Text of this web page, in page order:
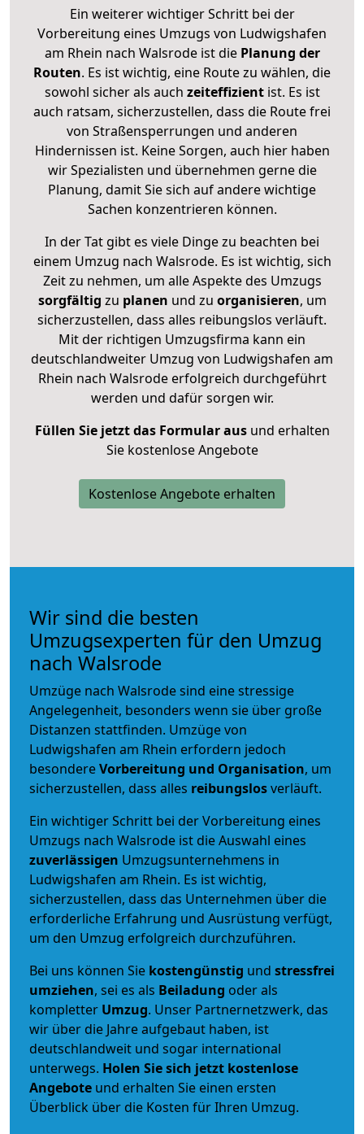
Ein weiterer wichtiger Schritt bei der
Vorbereitung eines Umzugs von Ludwigshafen
am Rhein nach Walsrode ist diePlanung der
Routen. Es ist wichtig, eine Route zu wählen, die
sowohl sicher als auch zeiteffizientist. Es ist
auch ratsam, sicherzustellen, dass die Route frei
von Straßensperrungen und anderen
Hindernissen ist. Keine Sorgen, auch hier haben
wir Spezialisten und übernehmen gerne die
Planung, damit Sie sich auf andere wichtige
Sachen konzentrieren können.
In der Tat gibt es viele Dinge zu beachten bei
einem Umzug nach Walsrode. Es ist wichtig, sich
Zeit zu nehmen, um alle Aspekte des Umzugs
sorgfältig zu planen und zu organisieren, um
sicherzustellen, dass alles reibungslos verläuft.
Mit der richtigen Umzugsfirma kann ein
deutschlandweiter Umzug von Ludwigshafen am
Rhein nach Walsrode erfolgreich durchgeführt
werden und dafür sorgen wir.
Füllen Sie jetzt das Formular ausund erhalten
Sie kostenlose Angebote
Kostenlose Angebote erhalten
Wir sind die besten
Umzugsexperten für den Umzug
nach Walsrode
Umzüge nach Walsrode sind eine stressige
Angelegenheit, besonders wenn sie über große
Distanzen stattfinden. Umzüge von
Ludwigshafen am Rhein erfordern jedoch
besondereVorbereitung und Organisation, um
sicherzustellen, dass alles reibungslosverläuft.
Ein wichtiger Schritt bei der Vorbereitung eines
Umzugs nach Walsrode ist die Auswahl eines
zuverlässigen Umzugsunternehmens in
Ludwigshafen am Rhein. Es ist wichtig,
sicherzustellen, dass das Unternehmen über die
erforderliche Erfahrung und Ausrüstung verfügt,
um den Umzug erfolgreich durchzuführen.
Bei uns können Sie kostengünstig und stressfrei
umziehen, sei es als Beiladung oder als
kompletter Umzug. Unser Partnernetzwerk, das
wir über die Jahre aufgebaut haben, ist
deutschlandweit und sogar international
unterwegs. Holen Sie sich jetzt kostenlose
Angebote und erhalten Sie einen ersten
Überblick über die Kosten für Ihren Umzug.